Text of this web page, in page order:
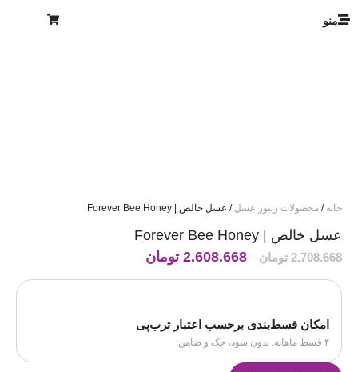
منو
خانه / محصولات زنبور عسل / عسل خالص | Forever Bee Honey
عسل خالص | Forever Bee Honey
2.708.668 تومان 2.608.668 تومان
امکان قسط‌بندی برحسب اعتبار ترب‌پی
۴ قسط ماهانه. بدون سود، چک و ضامن.